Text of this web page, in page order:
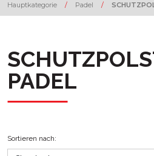
Hauptkategorie / Padel /
PADEL
Sortieren nach: